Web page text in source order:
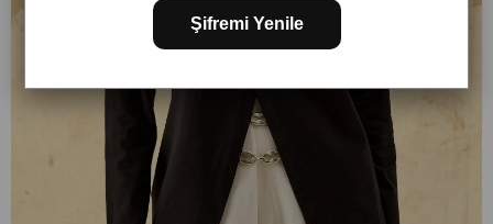
Şifremi Yenile